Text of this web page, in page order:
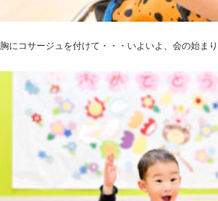
胸にコサージュを付けて・・・いよいよ、会の始ま